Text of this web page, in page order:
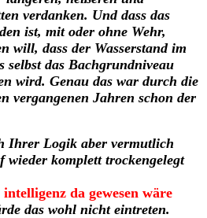
verdanken. Und dass das
ist, mit oder ohne Wehr,
will, dass der Wasserstand im
selbst das Bachgrundniveau
wird. Genau das war durch die
vergangenen Jahren schon der
Ihrer Logik aber vermutlich
wieder komplett trockengelegt
da gewesen wäre
das wohl nicht eintreten.